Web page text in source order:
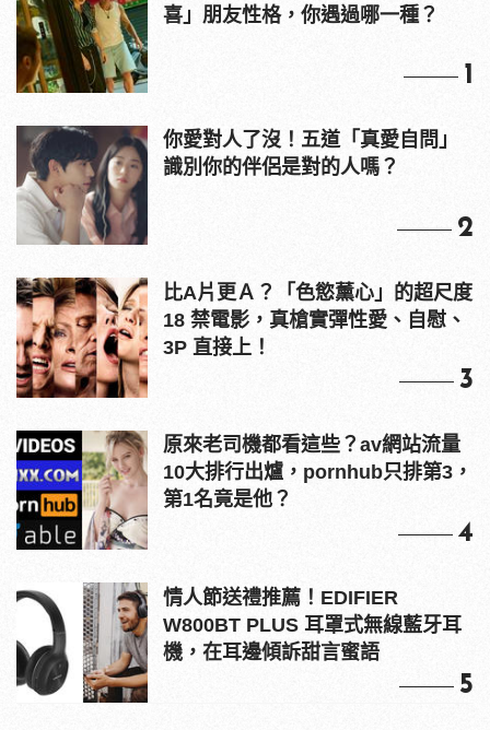
喜」朋友性格，你遇過哪一種？
1
你愛對人了沒！五道「真愛自問」
識別你的伴侶是對的人嗎？
2
比A片更Ａ？「色慾薰心」的超尺度
18 禁電影，真槍實彈性愛、自慰、
3P 直接上！
3
原來老司機都看這些？av網站流量
10大排行出爐，pornhub只排第3，
第1名竟是他？
4
情人節送禮推薦！EDIFIER
W800BT PLUS 耳罩式無線藍牙耳
機，在耳邊傾訴甜言蜜語
5